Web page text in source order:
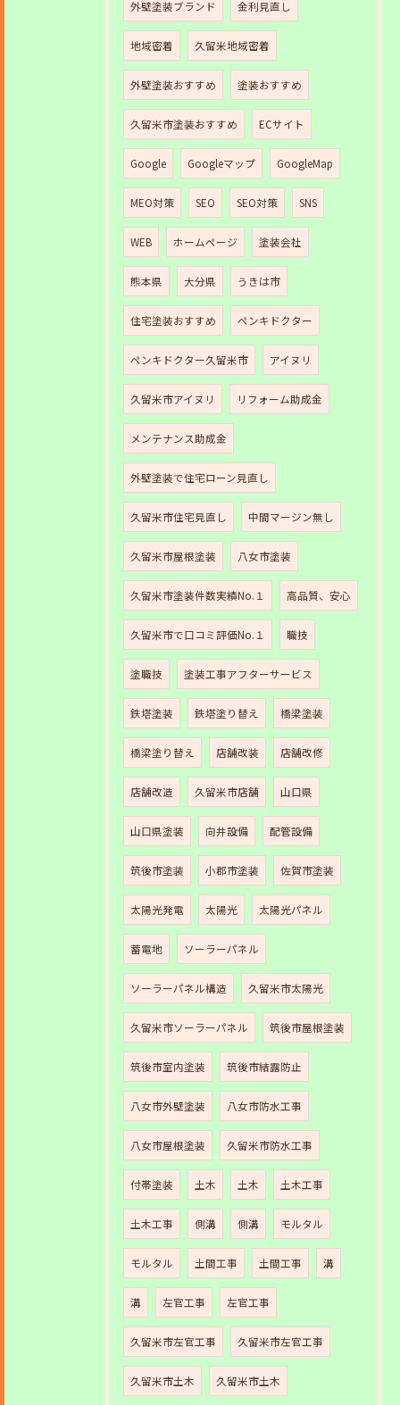
外壁塗装ブランド 金利見直し
地域密着 久留米地域密着
外壁塗装おすすめ 塗装おすすめ
久留米市塗装おすすめ ECサイト
Google Googleマップ GoogleMap
MEO対策 SEO SEO対策 SNS
WEB ホームページ 塗装会社
熊本県 大分県 うきは市
住宅塗装おすすめ ペンキドクター
ペンキドクター久留米市 アイヌリ
久留米市アイヌリ リフォーム助成金
メンテナンス助成金
外壁塗装で住宅ローン見直し
久留米市住宅見直し 中間マージン無し
久留米市屋根塗装 八女市塗装
久留米市塗装件数実績No.１ 高品質、安心
久留米市で口コミ評価No.１ 職技
塗職技 塗装工事アフターサービス
鉄塔塗装 鉄塔塗り替え 橋梁塗装
橋梁塗り替え 店舗改装 店舗改修
店舗改造 久留米市店舗 山口県
山口県塗装 向井設備 配管設備
筑後市塗装 小郡市塗装 佐賀市塗装
太陽光発電 太陽光 太陽光パネル
蓄電地 ソーラーパネル
ソーラーパネル構造 久留米市太陽光
久留米市ソーラーパネル 筑後市屋根塗装
筑後市室内塗装 筑後市結露防止
八女市外壁塗装 八女市防水工事
八女市屋根塗装 久留米市防水工事
付帯塗装 土木 土木 土木工事
土木工事 側溝 側溝 モルタル
モルタル 土間工事 土間工事 溝
溝 左官工事 左官工事
久留米市左官工事 久留米市左官工事
久留米市土木 久留米市土木